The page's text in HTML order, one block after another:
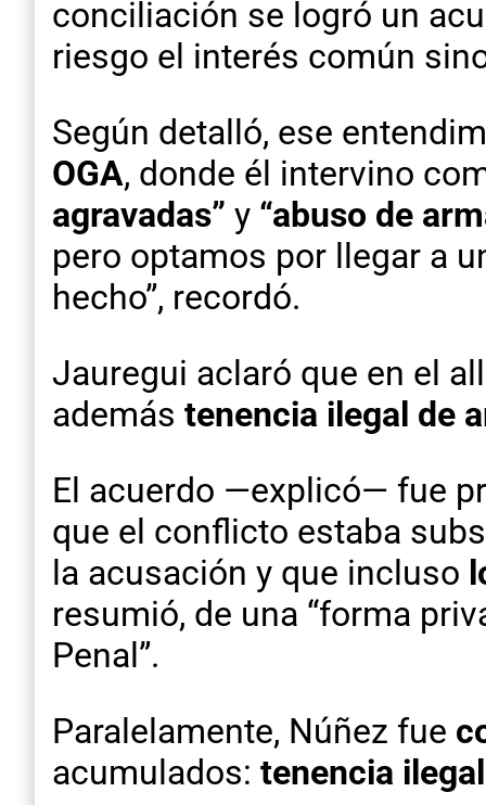
conciliación se logró un
riesgo el interés común
Según detalló, ese
OGA, donde él intervino
agravadas” y “abuso de
pero optamos por llegar a
hecho”, recordó.
Jauregui aclaró que en el
además tenencia ilegal de
El acuerdo —explicó— fue
que el conflicto estaba
la acusación y que incluso
resumió, de una “forma
Penal”.
Paralelamente, Núñez fue
acumulados: tenencia